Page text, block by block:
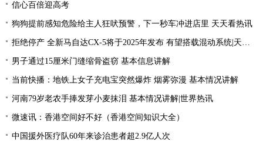
信心百倍迎高考
狗狗提前感知危险给主人狂吠预警，下一秒车冲进店里 天天看热讯
拒绝停产 全新马自达CX-5将于2025年发布 有望搭载混动系统|天天聚看点
男子通过15厘米门缝缩骨盗窃 基本信息讲解
当前快播：地铁上女子充电宝突然爆炸 烟雾弥漫 基本情况讲解
河南79岁老农手捧发芽小麦抹泪 基本情况讲解|世界热讯
微速讯：香港空间好不好（香港空间知识大全）
中国援外医疗队60年来诊治患者超2.9亿人次